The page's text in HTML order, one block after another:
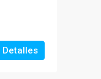
Detalles